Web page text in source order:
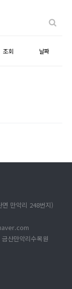
조회 날짜
만악리 248번지)
산만악리수목원